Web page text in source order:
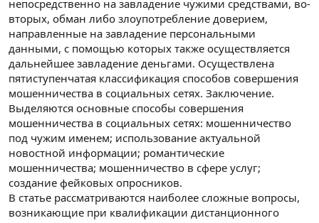
непосредственно на завладение чужими средствами, во-
вторых, обман либо злоупотребление доверием,
направленные на завладение персональными
данными, с помощью которых также осуществляется
дальнейшее завладение деньгами. Осуществлена
пятиступенчатая классификация способов совершения
мошенничества в социальных сетях. Заключение.
Выделяются основные способы совершения
мошенничества в социальных сетях: мошенничество
под чужим именем; использование актуальной
новостной информации; романтические
мошенничества; мошенничество в сфере услуг;
создание фейковых опросников.
В статье рассматриваются наиболее сложные вопросы,
возникающие при квалификации дистанционного